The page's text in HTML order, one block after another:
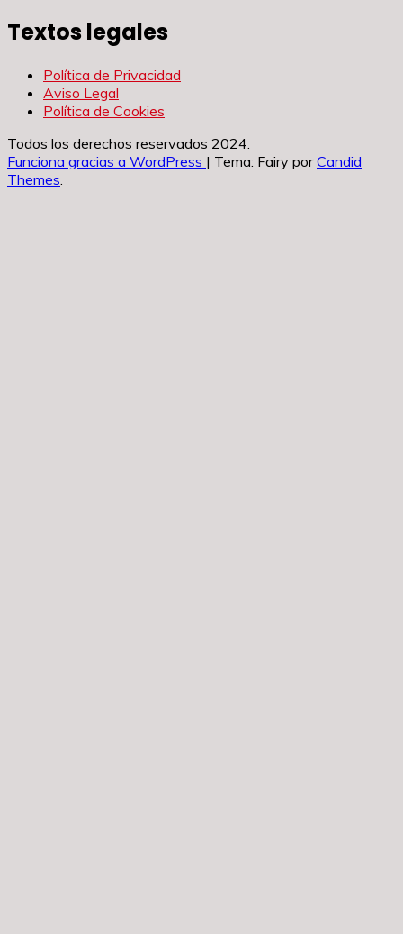
Textos legales
Política de Privacidad
Aviso Legal
Política de Cookies
Todos los derechos reservados 2024.
Funciona gracias a WordPress | Tema: Fairy porCandid
Themes.